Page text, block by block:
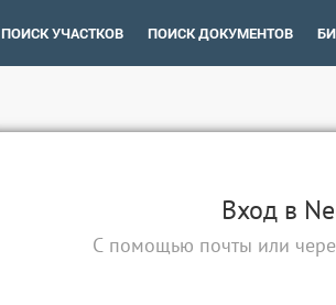
ПОИСК УЧАСТКОВ ПОИСК ДОКУМЕНТОВ
Вход в
С помощью почты или